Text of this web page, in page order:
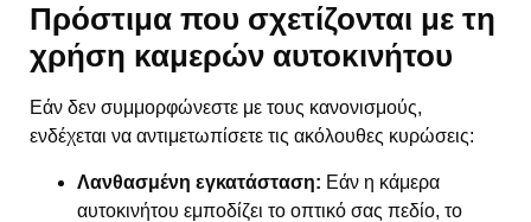
Πρόστιμα που σχετίζονται με τη
χρήση καμερών αυτοκινήτου
Εάν δεν συμμορφώνεστε με τους κανονισμούς,
ενδέχεται να αντιμετωπίσετε τις ακόλουθες κυρώσεις:
Λανθασμένη εγκατάσταση: Εάν η κάμερα
αυτοκινήτου εμποδίζει το οπτικό σας πεδίο, το